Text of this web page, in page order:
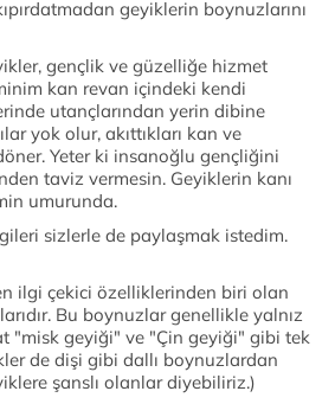
geyiklerin boynuzlarını
gençlik ve güzelliğe hizmet
kan revan içindeki kendi
utançlarından yerin dibine
yok olur, akıttıkları kan ve
Yeter ki insanoğlu gençliğini
taviz vermesin. Geyiklerin kanı
umurunda.
sizlerle de paylaşmak istedim.
ilgi çekici özelliklerinden biri olan
Bu boynuzlar genellikle yalnız
"misk geyiği" ve "Çin geyiği" gibi tek
de dişi gibi dallı boynuzlardan
şanslı olanlar diyebiliriz.)